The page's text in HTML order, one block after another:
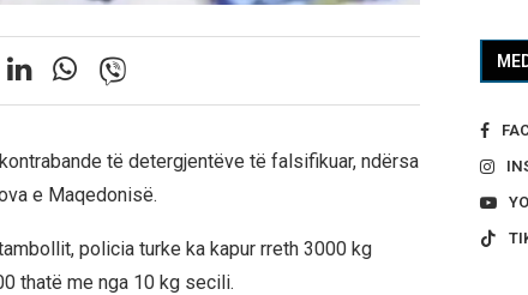
të detergjentëve të falsifikuar, ndërsa
e Maqedonisë.
policia turke ka kapur rreth 3000 kg
thatë me nga 10 kg secili.